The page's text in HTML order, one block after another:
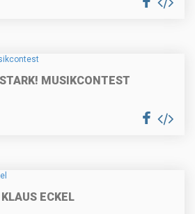
MUSIKCONTEST
ECKEL